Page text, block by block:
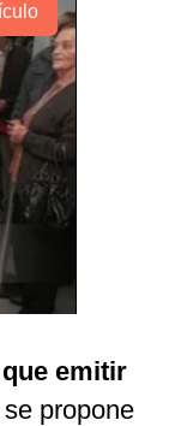
emitir
propone